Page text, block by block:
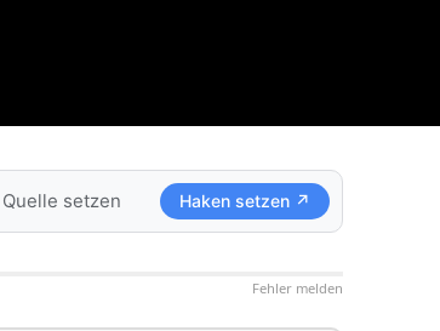
setzen Haken setzen ↗
Fehler melden